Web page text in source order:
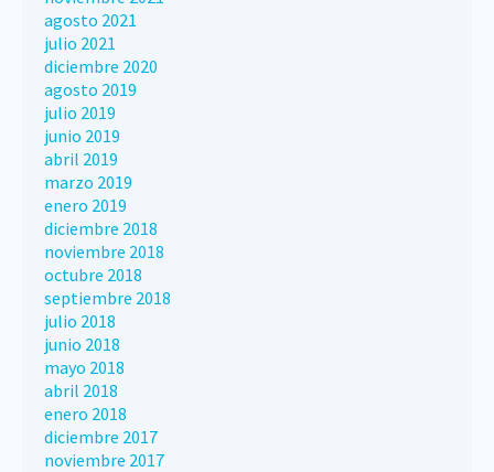
agosto 2021
julio 2021
diciembre 2020
agosto 2019
julio 2019
junio 2019
abril 2019
marzo 2019
enero 2019
diciembre 2018
noviembre 2018
octubre 2018
septiembre 2018
julio 2018
junio 2018
mayo 2018
abril 2018
enero 2018
diciembre 2017
noviembre 2017